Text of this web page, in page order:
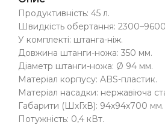
Продуктивність: 45 л.
Швидкість обертання:
У комплекті: штанга-ніж.
Довжина штанги-ножа: 350 мм.
Діаметр штанги-ножа: Ø 94 мм.
Матеріал корпусу: ABS-пластик.
Матеріал насадки: нержавіюча
Габарити (ШхГхВ): 94х94х700 мм.
Потужність: 0,4 кВт.